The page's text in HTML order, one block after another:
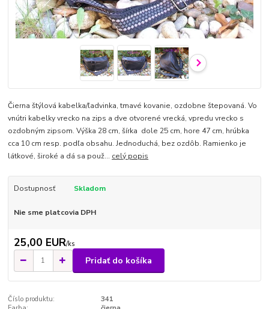
Čierna štýlová kabelka/ľadvinka, tmavé kovanie, ozdobne štepovaná. Vo
vnútri kabelky vrecko na zips a dve otvorené vrecká, vpredu vrecko s
ozdobným zipsom. Výška 28 cm, šírka dole 25 cm, hore 47 cm, hrúbka
cca 10 cm resp. podľa obsahu. Jednoduchá, bez ozdôb. Ramienko je
látkové, široké a dá sa použ... celý popis
Dostupnosť Skladom
Nie sme platcovia DPH
25,00 EUR/ks
Pridať do košíka
Číslo produktu:
341